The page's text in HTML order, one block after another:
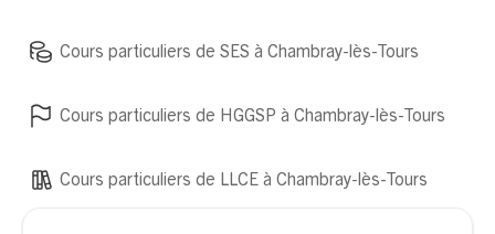
Cours particuliers de SES à Chambray-lès-Tours
Cours particuliers de HGGSP à Chambray-lès-Tours
Cours particuliers de LLCE à Chambray-lès-Tours